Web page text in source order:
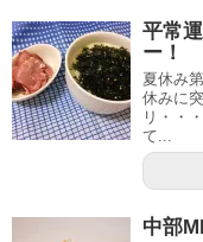
平常
ー！
夏休み
休みに
リ・・
て...
中部